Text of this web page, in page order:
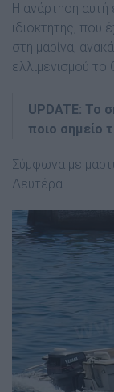
Η ανάρτηση αυτή
ιδιοκτήτης, που
στη μαρίνα,
ελλιμενισμού το
UPDATE: Το
ποιο σημείο
Σύμφωνα με
Δευτέρα…